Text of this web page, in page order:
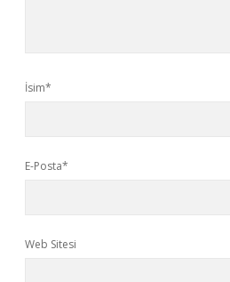
İsim*
E-Posta*
Web Sitesi